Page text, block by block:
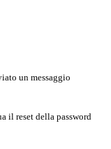
un messaggio
il reset della password